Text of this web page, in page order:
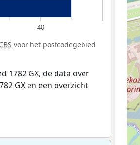
40
CBS voor het postcodegebied
1782 GX, de data over
GX en een overzicht